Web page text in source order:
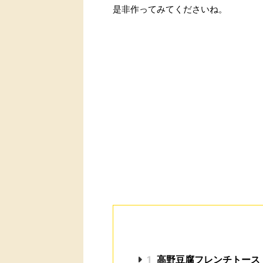
是非作ってみてくださいね。
1 高野豆腐フレンチトース